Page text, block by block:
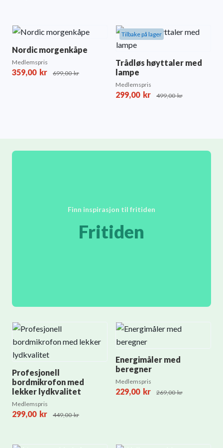
Nordic morgenkåpe
Medlemspris
359,00 kr 699,00kr
Tilbake på lager
Trådløs høyttaler med
lampe
Medlemspris
299,00 kr 499,00kr
Fritiden
Finn inspirasjon til fritiden
Profesjonell
bordmikrofon med
lekker lydkvalitet
Medlemspris
299,00 kr 449,00kr
Energimåler med
beregner
Medlemspris
229,00 kr 269,00kr